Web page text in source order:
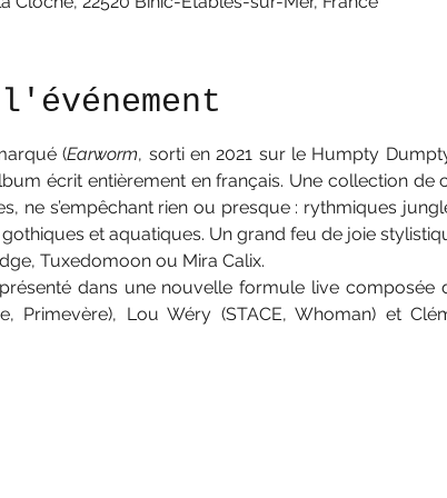
(Earworm, sorti en 2021 sur le Humpty
écrit entièrement en français. Une collection de
ne s’empêchant rien ou presque : rythmiques
et aquatiques. Un grand feu de joie
Tuxedomoon ou Mira Calix.
dans une nouvelle formule live composée
Primevère), Lou Wéry (STACE, Whoman) et